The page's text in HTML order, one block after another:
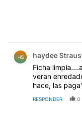
HS haydee
Ficha
veran
hace, las
RESPONDER 0